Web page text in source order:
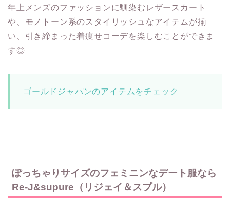
年上メンズのファッションに馴染むレザースカート
や、モノトーン系のスタイリッシュなアイテムが揃
い、引き締まった着痩せコーデを楽しむことができま
す◎
ゴールドジャパンのアイテムをチェック
ぽっちゃりサイズのフェミニンなデート服なら
Re-J&supure（リジェイ＆スプル）